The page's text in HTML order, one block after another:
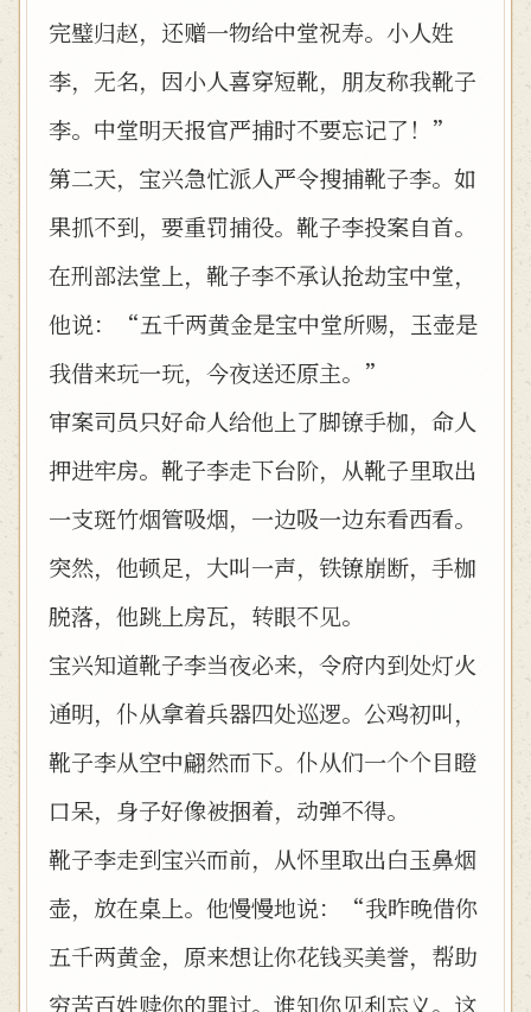
完璧归赵，还赠一物给中堂祝寿。小人姓
李，无名，因小人喜穿短靴，朋友称我靴子
李。中堂明天报官严捕时不要忘记了！”
第二天，宝兴急忙派人严令搜捕靴子李。如
果抓不到，要重罚捕役。靴子李投案自首。
在刑部法堂上，靴子李不承认抢劫宝中堂，
他说：“五千两黄金是宝中堂所赐，玉壶是
我借来玩一玩，今夜送还原主。”
审案司员只好命人给他上了脚镣手枷，命人
押进牢房。靴子李走下台阶，从靴子里取出
一支斑竹烟管吸烟，一边吸一边东看西看。
突然，他顿足，大叫一声，铁镣崩断，手枷
脱落，他跳上房瓦，转眼不见。
宝兴知道靴子李当夜必来，令府内到处灯火
通明，仆从拿着兵器四处巡逻。公鸡初叫，
靴子李从空中翩然而下。仆从们一个个目瞪
口呆，身子好像被捆着，动弹不得。
靴子李走到宝兴而前，从怀里取出白玉鼻烟
壶，放在桌上。他慢慢地说：“我昨晚借你
五千两黄金，原来想让你花钱买美誉，帮助
穷苦百姓赎你的罪过。谁知你见利忘义。这